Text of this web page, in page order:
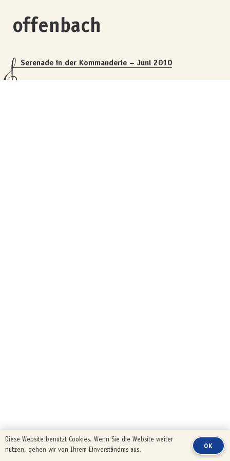
offenbach
Serenade in der Kommanderie – Juni 2010
Diese Website benutzt Cookies. Wenn Sie die Website weiter
nutzen, gehen wir von Ihrem Einverständnis aus.
OK